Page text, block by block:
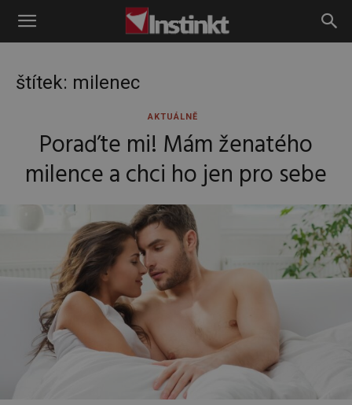
Instinkt
štítek: milenec
AKTUÁLNĚ
Poraďte mi! Mám ženatého
milence a chci ho jen pro sebe